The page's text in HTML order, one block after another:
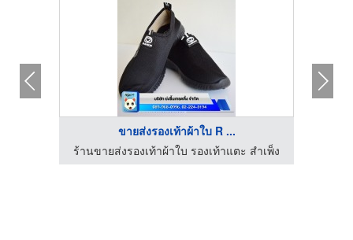
ขายส่งรองเท้าผ้าใบ R ...
ร้านขายส่งรองเท้าผ้าใบ รองเท้าแตะ สำเพ็ง